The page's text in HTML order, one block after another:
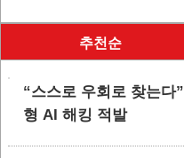
추천순
“스스로 우회로 찾는다
형 AI 해킹 적발